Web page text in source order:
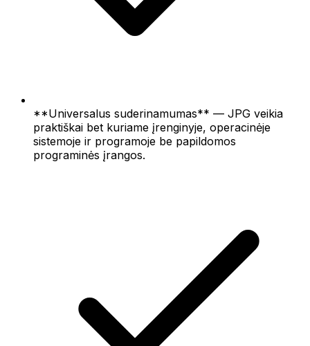
**Universalus suderinamumas** — JPG veikia
praktiškai bet kuriame įrenginyje, operacinėje
sistemoje ir programoje be papildomos
programinės įrangos.